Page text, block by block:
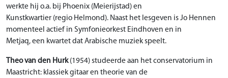
werkte hij o.a. bij Phoenix (Meierijstad) en
Kunstkwartier (regio Helmond). Naast het lesgeven is Jo Hennen
momenteel actief in Symfonieorkest Eindhoven en in
Metjaq, een kwartet dat Arabische muziek speelt.
Theo van den Hurk(1954) studeerde aan het conservatorium in
Maastricht: klassiek gitaar en theorie van de